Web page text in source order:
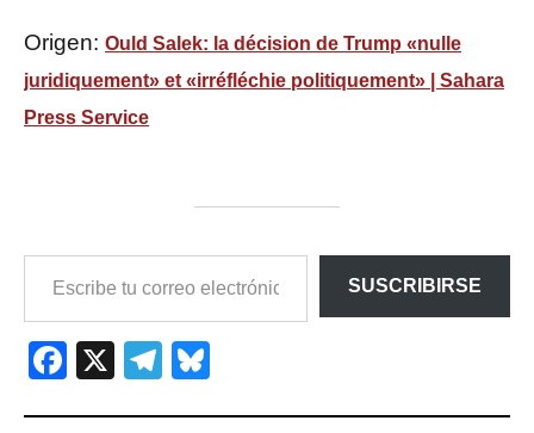
Origen: Ould Salek: la décision de Trump «nulle
juridiquement» et «irréfléchie politiquement» | Sahara
Press Service
SUSCRIBIRSE
Facebook
X Telegram